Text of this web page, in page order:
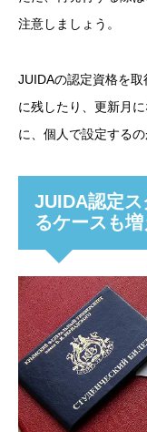
注意しましょう。
JUIDAの認定資格を
に残したり、更新月
に、個人で設定するの
JUIDA認定
るケースも